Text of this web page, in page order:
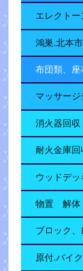
エレクト
鴻巣.北本
布団類、
マッサー
消火器回収
耐火金庫回
ウッドデ
物置 解
ブロック
原付.バイ